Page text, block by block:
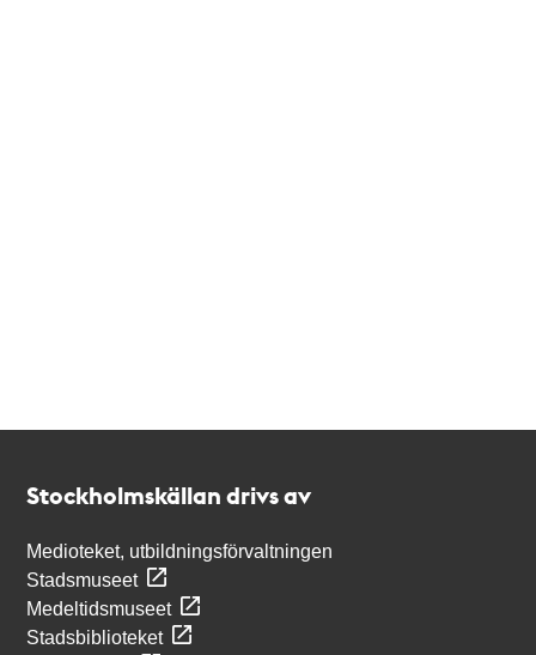
Stockholmskällan drivs av
Medioteket, utbildningsförvaltningen
Stadsmuseet
Medeltidsmuseet
Stadsbiblioteket